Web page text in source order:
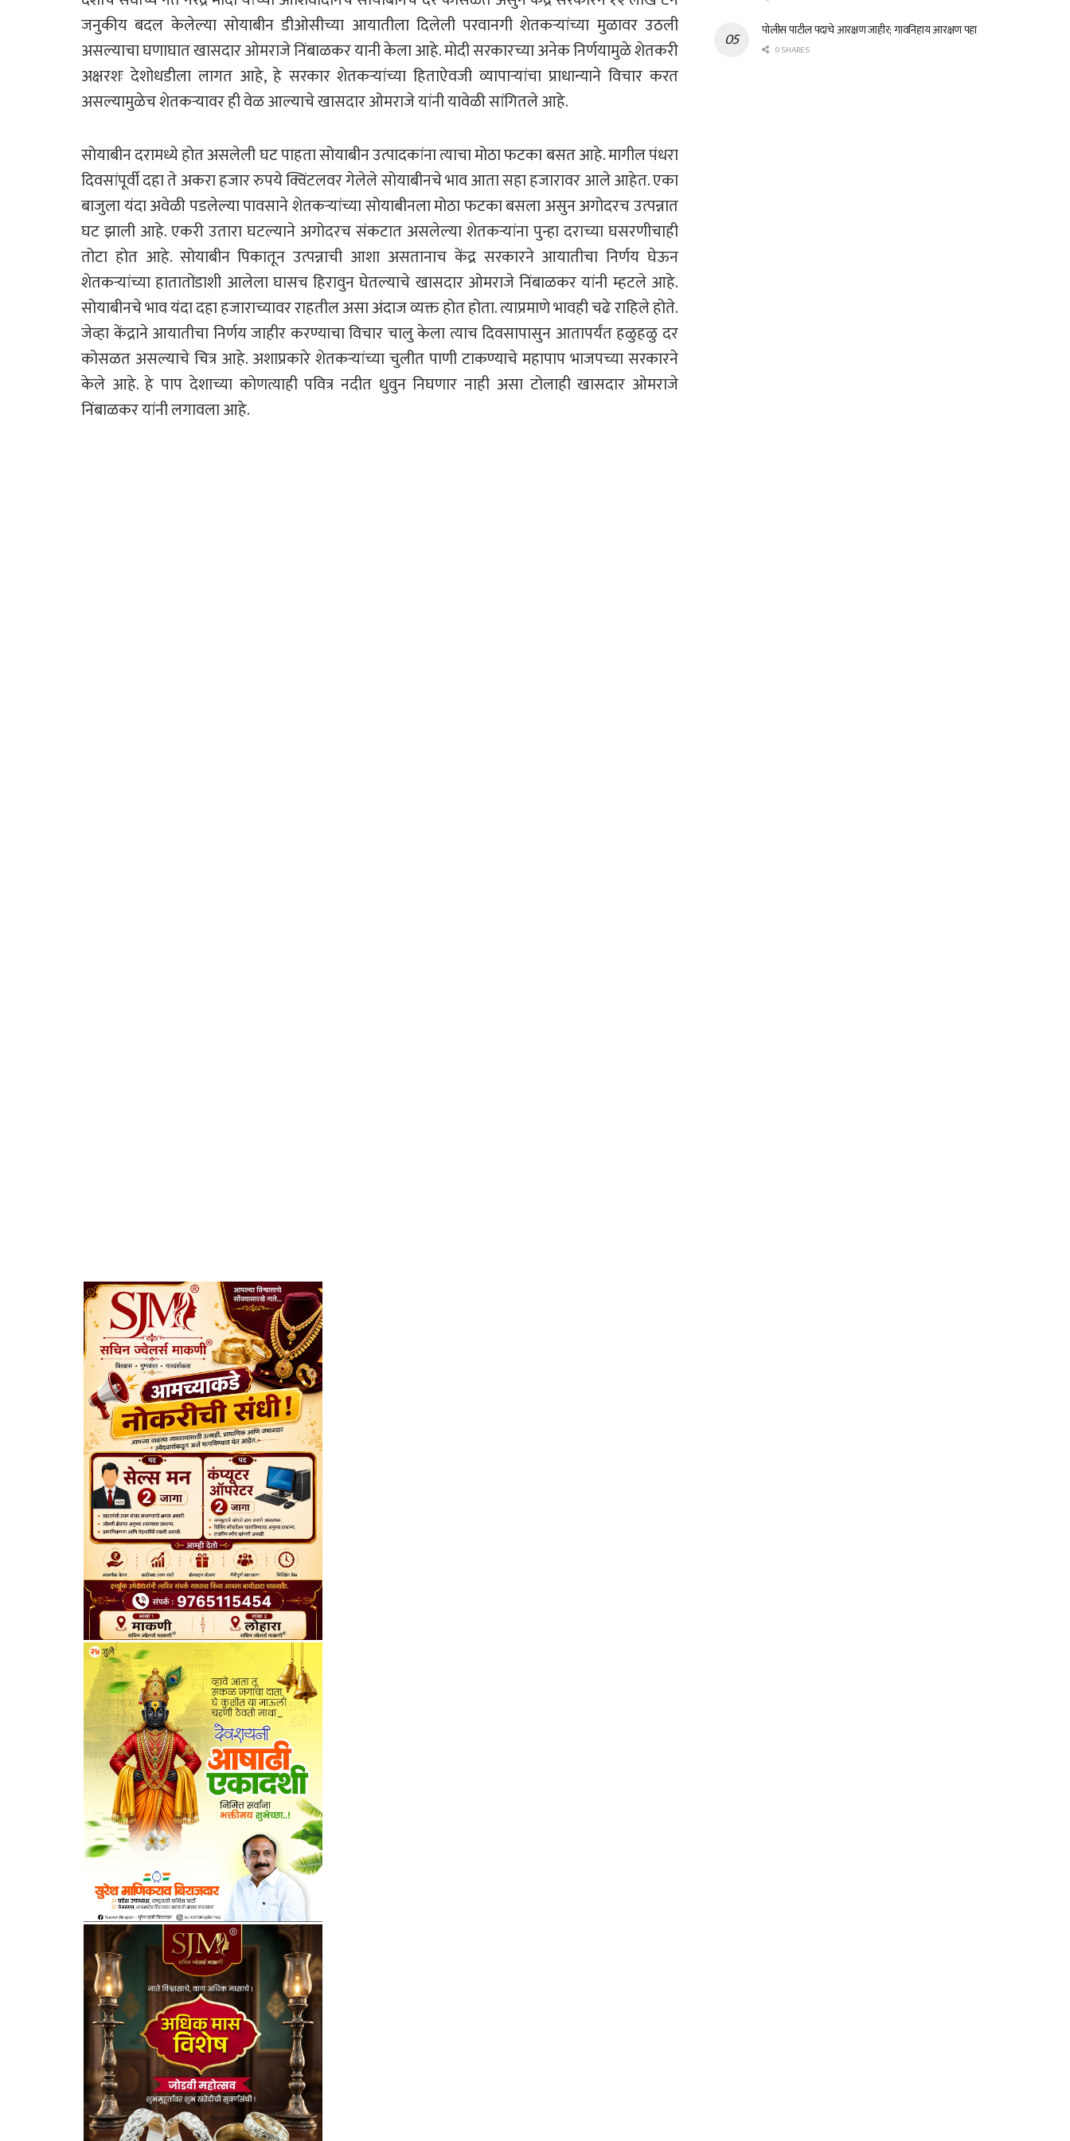
जनुकीय बदल केलेल्या सोयाबीन डीओसीच्या आयातीला दिलेली परवानगी शेतकऱ्यांच्या मुळावर उठली
असल्याचा घणाघात खासदार ओमराजे निंबाळकर यानी केला आहे. मोदी सरकारच्या अनेक निर्णयामुळे शेतकरी
अक्षरशः देशोधडीला लागत आहे, हे सरकार शेतकऱ्यांच्या हिताऐवजी व्यापाऱ्यांचा प्राधान्याने विचार करत
असल्यामुळेच शेतकऱ्यावर ही वेळ आल्याचे खासदार ओमराजे यांनी यावेळी सांगितले आहे.
सोयाबीन दरामध्ये होत असलेली घट पाहता सोयाबीन उत्पादकांना त्याचा मोठा फटका बसत आहे. मागील पंधरा
दिवसांपूर्वी दहा ते अकरा हजार रुपये क्विंटलवर गेलेले सोयाबीनचे भाव आता सहा हजारावर आले आहेत. एका
बाजुला यंदा अवेळी पडलेल्या पावसाने शेतकऱ्यांच्या सोयाबीनला मोठा फटका बसला असुन अगोदरच उत्पन्नात
घट झाली आहे. एकरी उतारा घटल्याने अगोदरच संकटात असलेल्या शेतकऱ्यांना पुन्हा दराच्या घसरणीचाही
तोटा होत आहे. सोयाबीन पिकातून उत्पन्नाची आशा असतानाच केंद्र सरकारने आयातीचा निर्णय घेऊन
शेतकऱ्यांच्या हातातोंडाशी आलेला घासच हिरावुन घेतल्याचे खासदार ओमराजे निंबाळकर यांनी म्हटले आहे.
सोयाबीनचे भाव यंदा दहा हजाराच्यावर राहतील असा अंदाज व्यक्त होत होता. त्याप्रमाणे भावही चढे राहिले होते.
जेव्हा केंद्राने आयातीचा निर्णय जाहीर करण्याचा विचार चालु केला त्याच दिवसापासुन आतापर्यंत हळुहळु दर
कोसळत असल्याचे चित्र आहे. अशाप्रकारे शेतकऱ्यांच्या चुलीत पाणी टाकण्याचे महापाप भाजपच्या सरकारने
केले आहे. हे पाप देशाच्या कोणत्याही पवित्र नदीत धुवुन निघणार नाही असा टोलाही खासदार ओमराजे
निंबाळकर यांनी लगावला आहे.
पोलीस पाटील पदाचे आरक्षण जाहीर; गावनिहाय आरक्षण पहा
0 SHARES